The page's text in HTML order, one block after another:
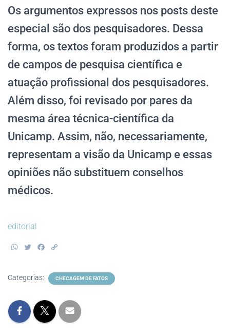
Os argumentos expressos nos posts deste
especial são dos pesquisadores. Dessa
forma, os textos foram produzidos a partir
de campos de pesquisa científica e
atuação profissional dos pesquisadores.
Além disso, foi revisado por pares da
mesma área técnica-científica da
Unicamp. Assim, não, necessariamente,
representam a visão da Unicamp e essas
opiniões não substituem conselhos
médicos.
editorial
W
t
p
p
t
e
b
o
k
y
L
n
Categorias: CHECAGEM DE FATOS